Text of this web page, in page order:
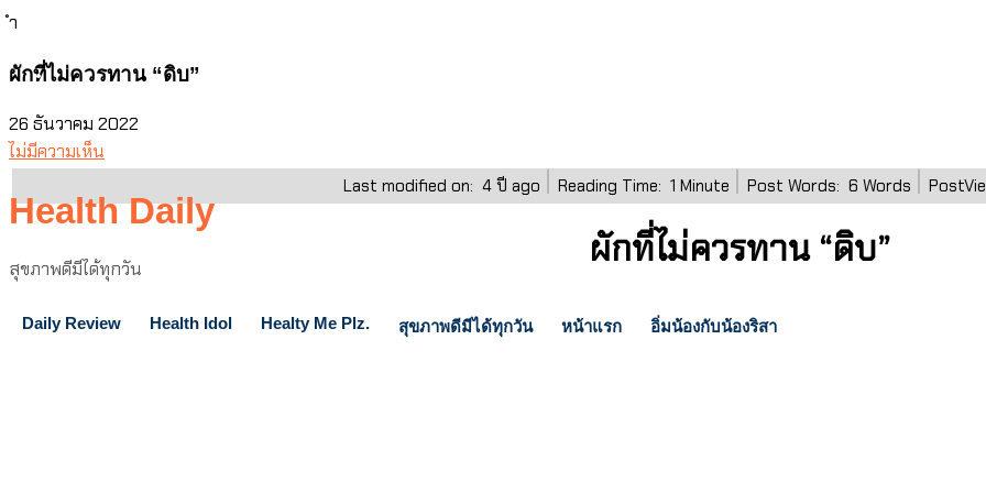
ำ
to
Health Daily
สุขภาพดีมีได้ทุกวัน
Daily Review Health Idol Healty Me Plz. สุขภาพดีมีได้ทุกวัน หน้าแรก อิ่มน้องกับน้องริสา
ผักที่ไม่ควรทาน “ดิบ”
26 ธันวาคม 2022
ไม่มีความเห็น
Last modified on: 4 ปี ago Reading Time: 1 Minute Post Words: 6 Words
ผักที่ไม่ควรทาน “ดิบ”